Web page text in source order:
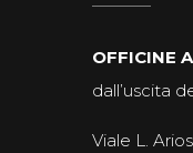
OFFICINE
dall’uscita
Viale L.